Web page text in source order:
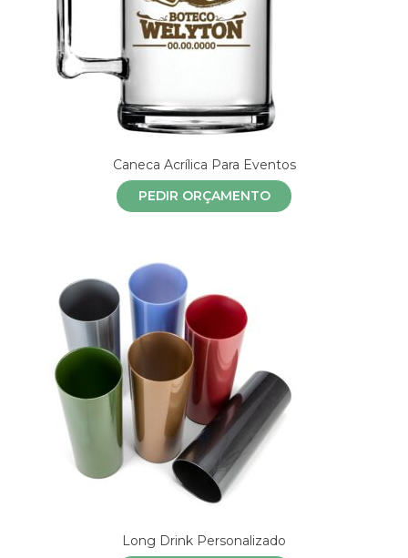
Caneca Acrílica Para Eventos
PEDIR ORÇAMENTO
Long Drink Personalizado